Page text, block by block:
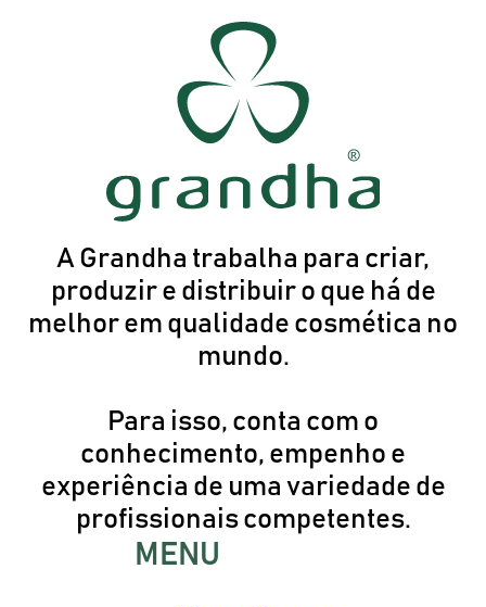
A Grandha trabalha para criar,
produzir e distribuir o que há de
melhor em qualidade cosmética no
mundo.
Para isso, conta com o
conhecimento, empenho e
experiência de uma variedade de
profissionais competentes.
MENU